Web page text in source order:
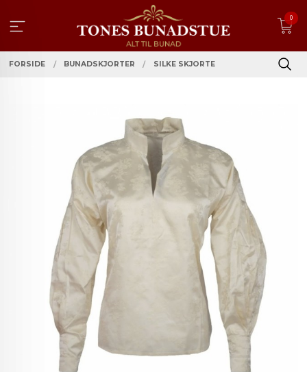
innholdet
0
FORSIDE BUNADSKJORTER SILKE SKJORTE